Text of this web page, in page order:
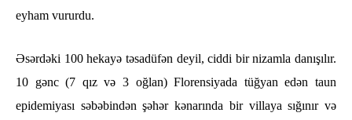
eyham vururdu.
Əsərdəki 100 hekayə təsadüfən deyil, ciddi bir nizamla danışılır.
10 gənc (7 qız və 3 oğlan) Florensiyada tüğyan edən taun
epidemiyası səbəbindən şəhər kənarında bir villaya sığınır və